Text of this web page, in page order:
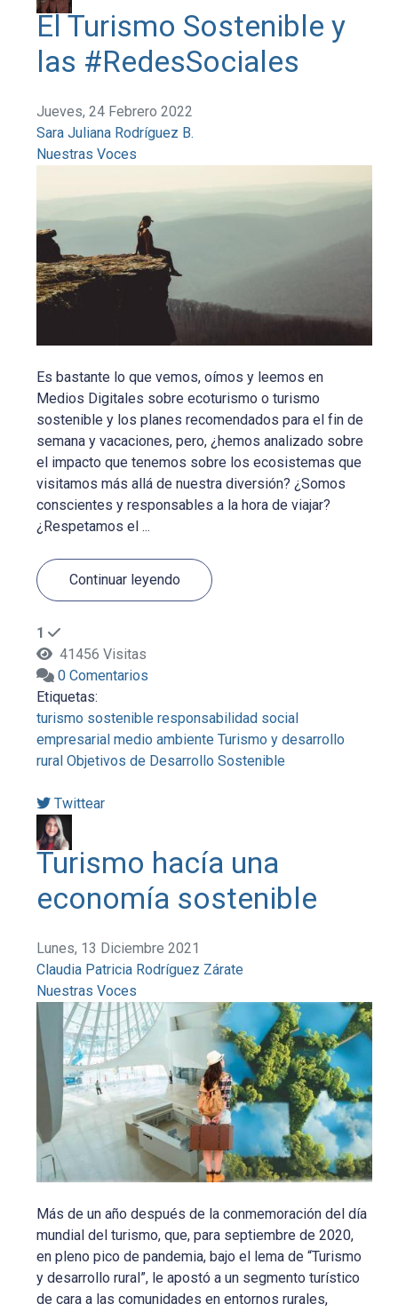
El Turismo Sostenible y
las #RedesSociales
Jueves, 24 Febrero 2022
Sara Juliana Rodríguez B.
Nuestras Voces
Es bastante lo que vemos, oímos y leemos en
Medios Digitales sobre ecoturismo o turismo
sostenible y los planes recomendados para el fin de
semana y vacaciones, pero, ¿hemos analizado sobre
el impacto que tenemos sobre los ecosistemas que
visitamos más allá de nuestra diversión? ¿Somos
conscientes y responsables a la hora de viajar?
¿Respetamos el ...
Continuar leyendo
1
41456 Visitas
0 Comentarios
Etiquetas:
turismo sostenible responsabilidad social
empresarial medio ambiente Turismo y desarrollo
rural Objetivos de Desarrollo Sostenible
Twittear
Turismo hacía una
economía sostenible
Lunes, 13 Diciembre 2021
Claudia Patricia Rodríguez Zárate
Nuestras Voces
Más de un año después de la conmemoración del día
mundial del turismo, que, para septiembre de 2020,
en pleno pico de pandemia, bajo el lema de “Turismo
y desarrollo rural”, le apostó a un segmento turístico
de cara a las comunidades en entornos rurales,